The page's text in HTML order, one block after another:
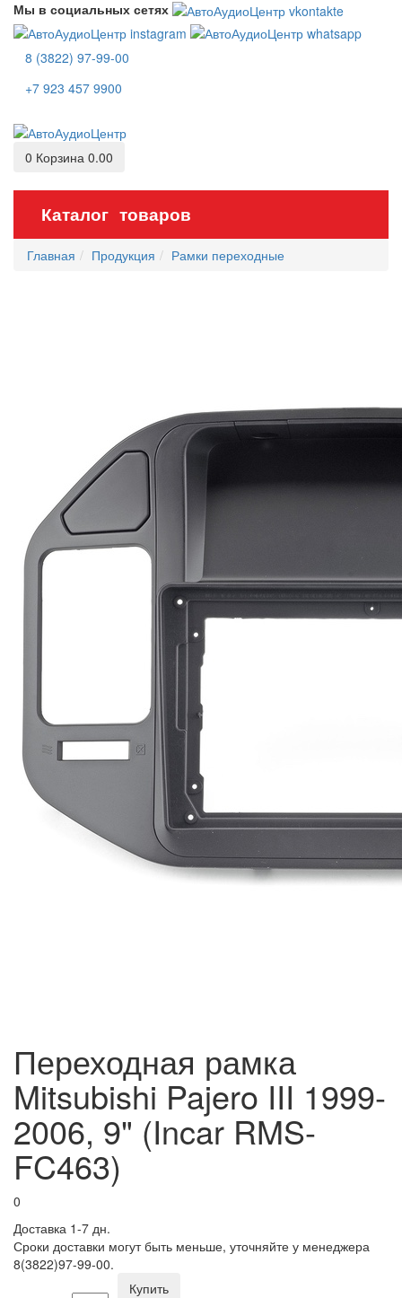
Мы в социальных сетях
8 (3822) 97-99-00
+7 923 457 9900
0 Корзина 0.00
Каталог товаров
Главная Продукция Рамки переходные
Переходная рамка
Mitsubishi Pajero III 1999-
2006, 9" (Incar RMS-
FC463)
0
Доставка 1-7 дн.
Сроки доставки могут быть меньше, уточняйте у менеджера
8(3822)97-99-00.
Купить